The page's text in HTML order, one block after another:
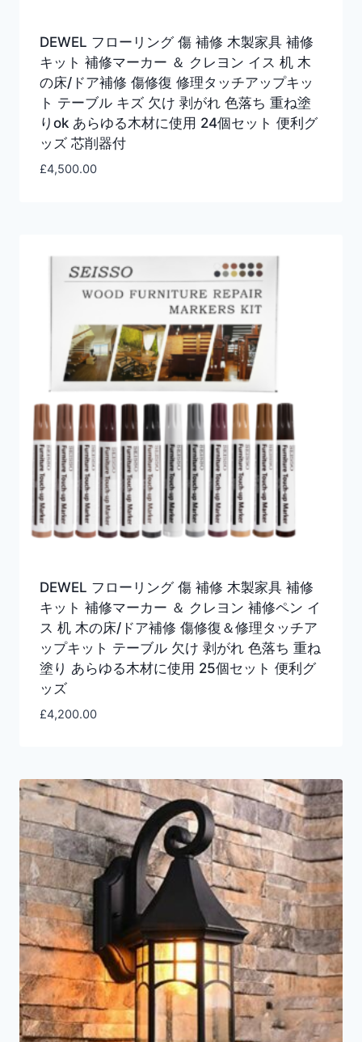
DEWEL フローリング 傷 補修 木製家具 補修
キット 補修マーカー ＆ クレヨン イス 机 木
の床/ドア補修 傷修復 修理タッチアップキッ
ト テーブル キズ 欠け 剥がれ 色落ち 重ね塗
りok あらゆる木材に使用 24個セット 便利グ
ッズ 芯削器付
£4,500.00
DEWEL フローリング 傷 補修 木製家具 補修
キット 補修マーカー ＆ クレヨン 補修ペン イ
ス 机 木の床/ドア補修 傷修復＆修理タッチア
ップキット テーブル 欠け 剥がれ 色落ち 重ね
塗り あらゆる木材に使用 25個セット 便利グ
ッズ
£4,200.00